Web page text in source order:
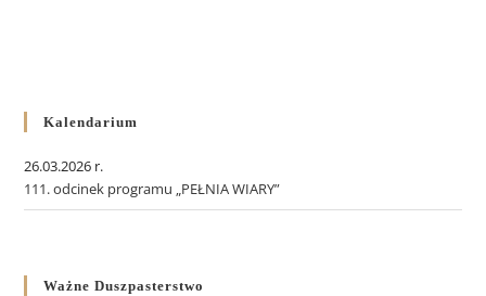
Kalendarium
26.03.2026 r.
111. odcinek programu „PEŁNIA WIARY”
Ważne Duszpasterstwo